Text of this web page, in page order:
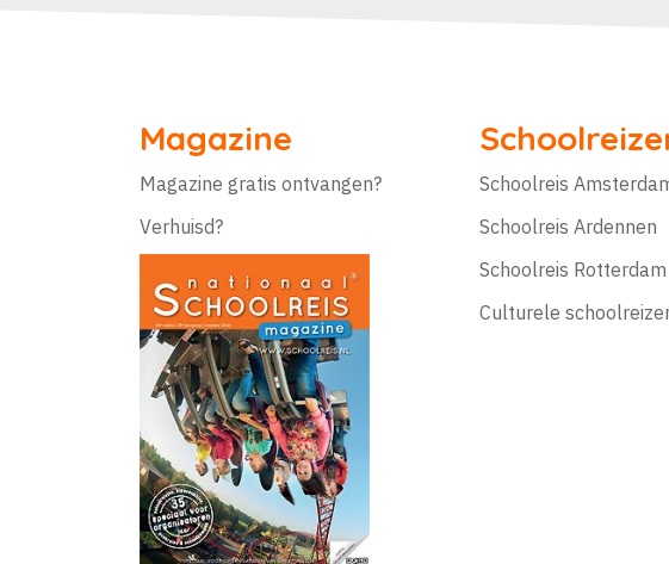
Magazine
Magazine gratis ontvangen?
Verhuisd?
Schoolreis
Schoolreis Ardennen
Schoolreis Rotterdam
Culturele